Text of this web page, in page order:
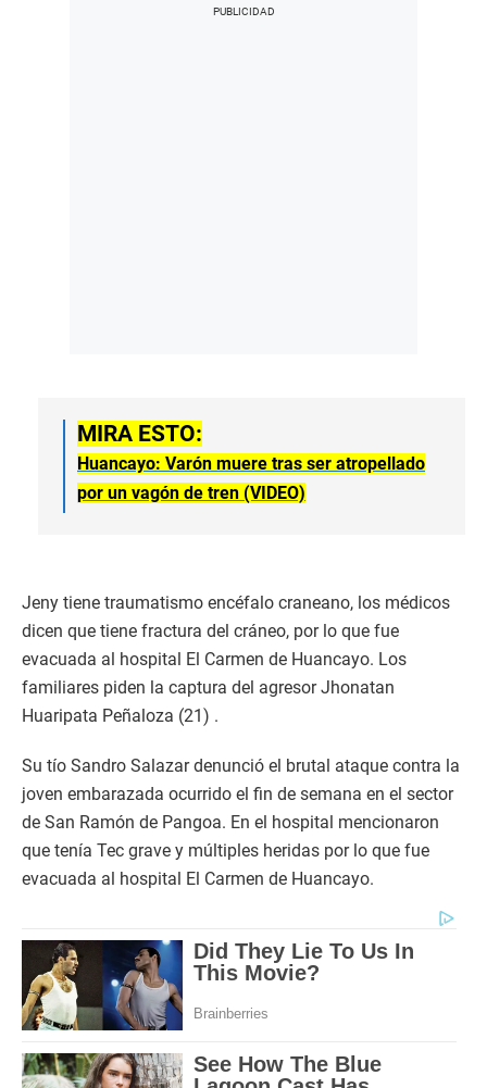
MIRA ESTO:
Huancayo: Varón muere tras ser atropellado
por un vagón de tren (VIDEO)
Jeny tiene traumatismo encéfalo craneano, los médicos
dicen que tiene fractura del cráneo, por lo que fue
evacuada al hospital El Carmen de Huancayo. Los
familiares piden la captura del agresor Jhonatan
Huaripata Peñaloza (21) .
Su tío Sandro Salazar denunció el brutal ataque contra la
joven embarazada ocurrido el fin de semana en el sector
de San Ramón de Pangoa. En el hospital mencionaron
que tenía Tec grave y múltiples heridas por lo que fue
evacuada al hospital El Carmen de Huancayo.